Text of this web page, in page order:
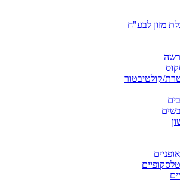
מזון לבע"ח
קולטיבטור